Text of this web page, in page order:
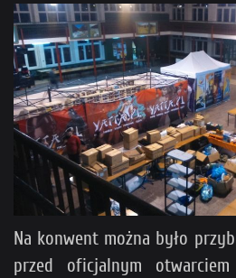
Na konwent można było
przed oficjalnym